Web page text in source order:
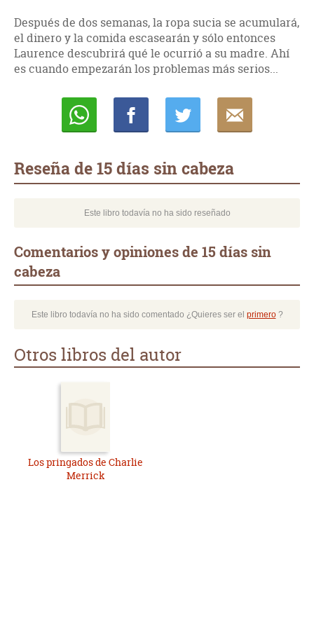
Después de dos semanas, la ropa sucia se acumulará,
el dinero y la comida escasearán y sólo entonces
Laurence descubrirá qué le ocurrió a su madre. Ahí
es cuando empezarán los problemas más serios...
Reseña de 15 días sin cabeza
Este libro todavía no ha sido reseñado
Comentarios y opiniones de 15 días sin
cabeza
Este libro todavía no ha sido comentado ¿Quieres ser el primero?
Otros libros del autor
Los pringados de Charlie
Merrick